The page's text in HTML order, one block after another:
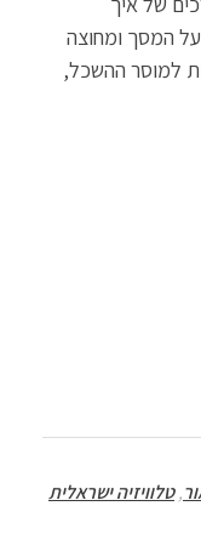
המסך ומחוצה
למוסר ההשכל,
,טלוויזיה ישראלית